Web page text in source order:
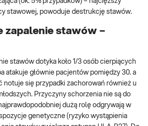
stawowej, powoduje destrukcję stawów.
zapalenie stawów –
stawów dotyka koło 1/3 osób cierpiących
atakuje głównie pacjentów pomiędzy 30. a
notuje się przypadki zachorowań również u
Przyczyny schorzenia nie są do
dużą rolę odgrywają w
genetyczne (ryzyko wystąpienia